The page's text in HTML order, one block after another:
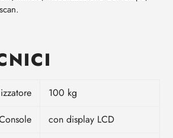
100 kg
con display LCD